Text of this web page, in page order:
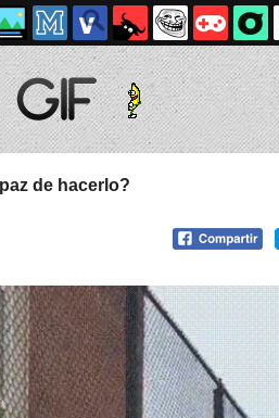
de hacerlo?